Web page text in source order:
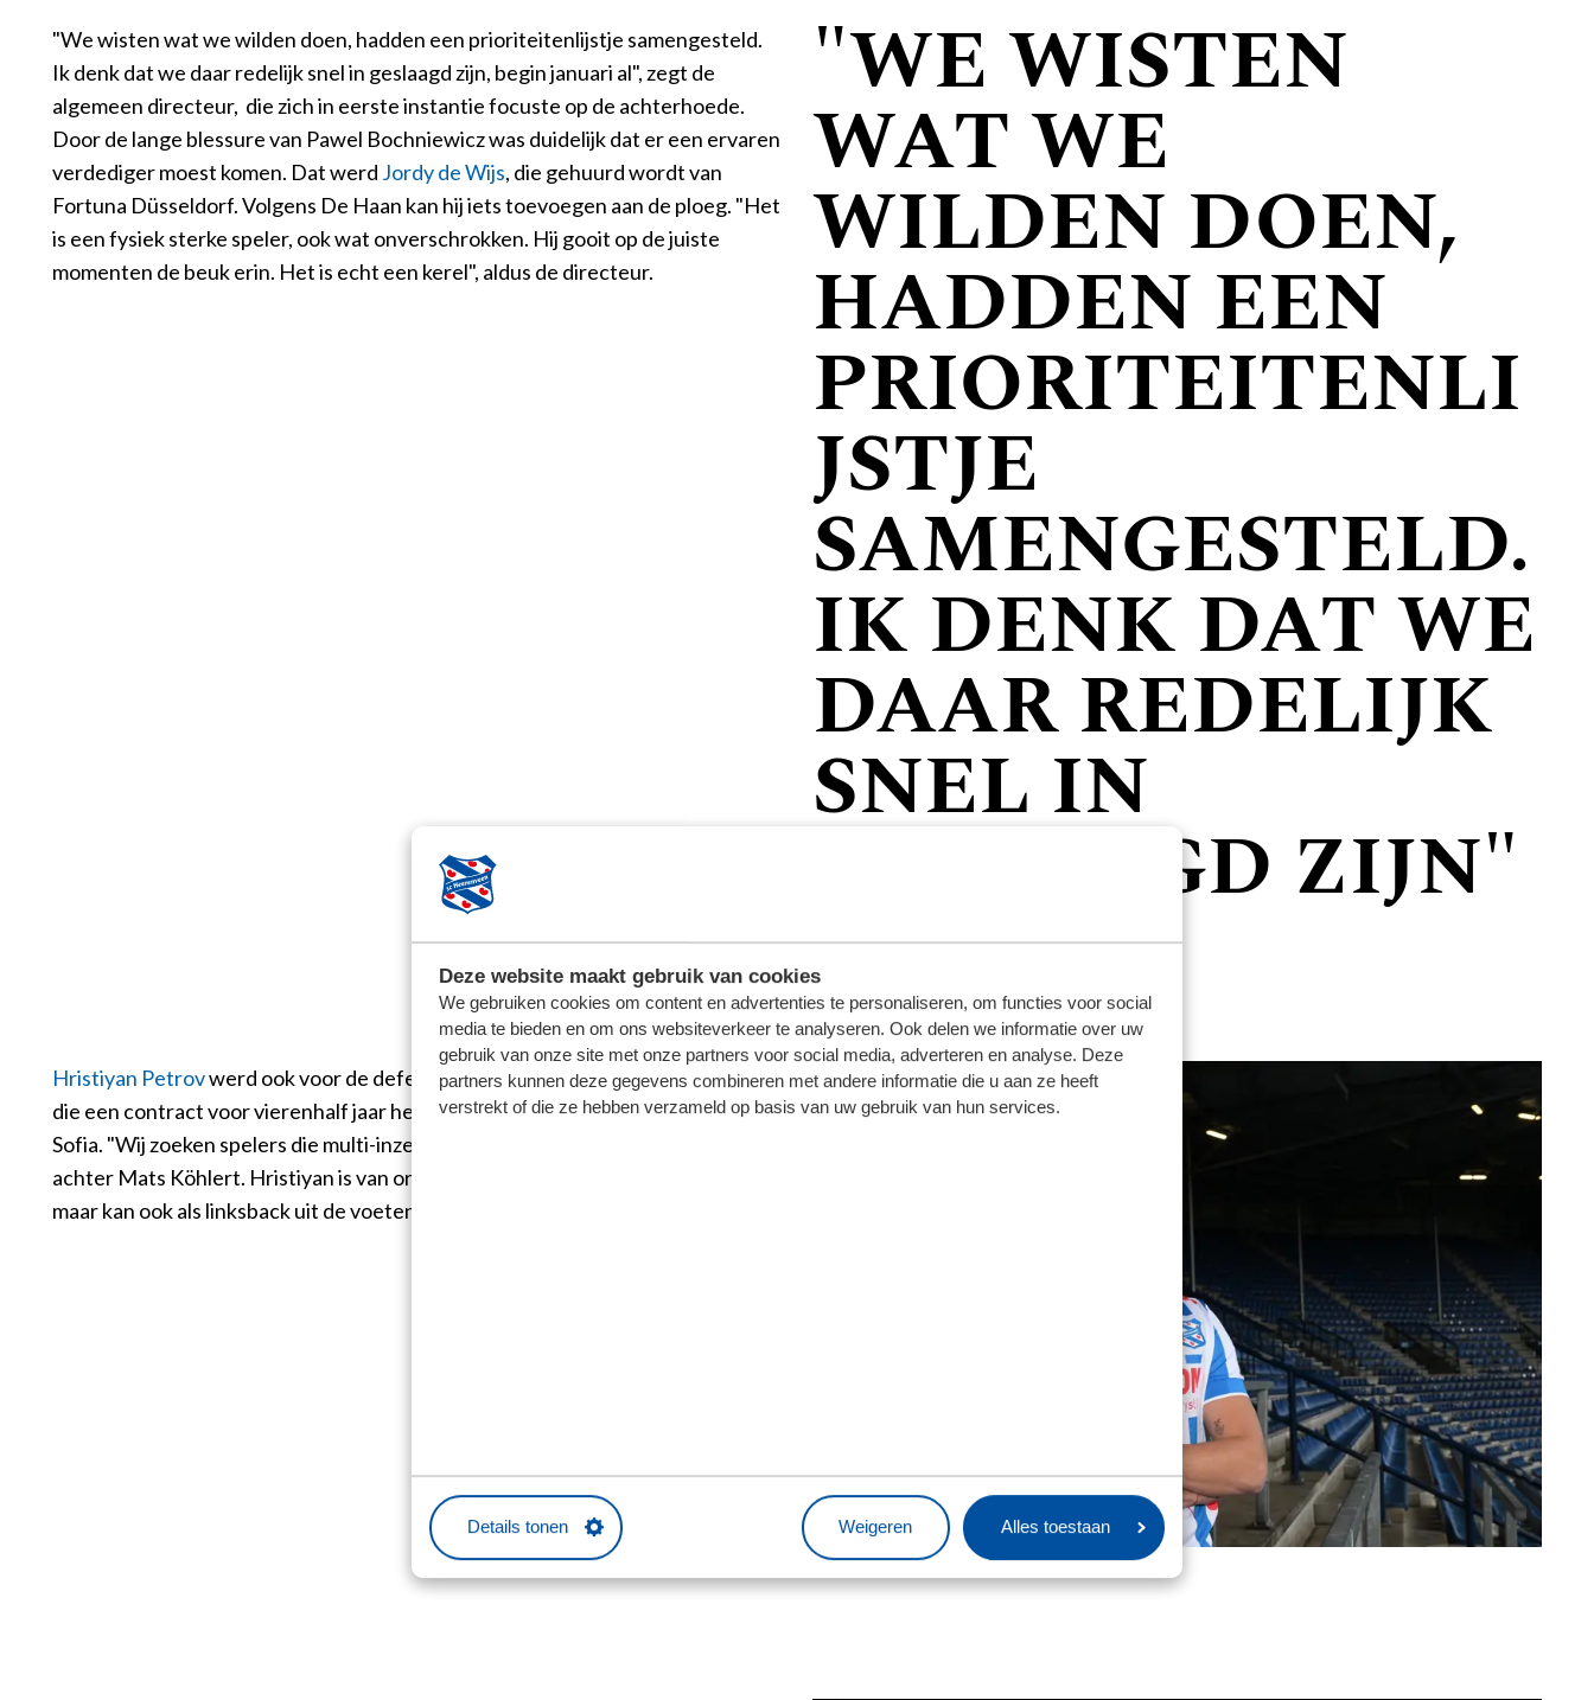
Deze website maakt gebruik van cookies
We gebruiken cookies om content en advertenties te personaliseren, om functies voor social
media te bieden en om ons websiteverkeer te analyseren. Ook delen we informatie over uw
gebruik van onze site met onze partners voor social media, adverteren en analyse. Deze
partners kunnen deze gegevens combineren met andere informatie die u aan ze heeft
verstrekt of die ze hebben verzameld op basis van uw gebruik van hun services.
Details tonen Weigeren Alles toestaan
"We wisten wat we wilden doen, hadden een prioriteitenlijstje samengesteld.
Ik denk dat we daar redelijk snel in geslaagd zijn, begin januari al", zegt de
algemeen directeur, die zich in eerste instantie focuste op de achterhoede.
Door de lange blessure van Pawel Bochniewicz was duidelijk dat er een ervaren
verdediger moest komen. Dat werd Jordy de Wijs, die gehuurd wordt van
Fortuna Düsseldorf. Volgens De Haan kan hij iets toevoegen aan de ploeg. "Het
is een fysiek sterke speler, ook wat onverschrokken. Hij gooit op de juiste
momenten de beuk erin. Het is echt een kerel", aldus de directeur.
"WE WISTEN
WAT WE
WILDEN DOEN,
HADDEN EEN
PRIORITEITENLI
JSTJE
SAMENGESTELD.
IK DENK DAT WE
DAAR REDELIJK
SNEL IN
GESLAAGD ZIJN"
Hristiyan Petrovwerd ook voor de defensie gehaald. De Bulgaars international,
die een contract voor vierenhalf jaar heeft getekend, komt over van CSKA
Sofia. "Wij zoeken spelers die multi-inzetbaar zijn. We zochten nog een back-up
achter Mats Köhlert. Hristiyan is van origine een linker centrale verdediger,
maar kan ook als linksback uit de voeten. Dat is echt een voordeel."